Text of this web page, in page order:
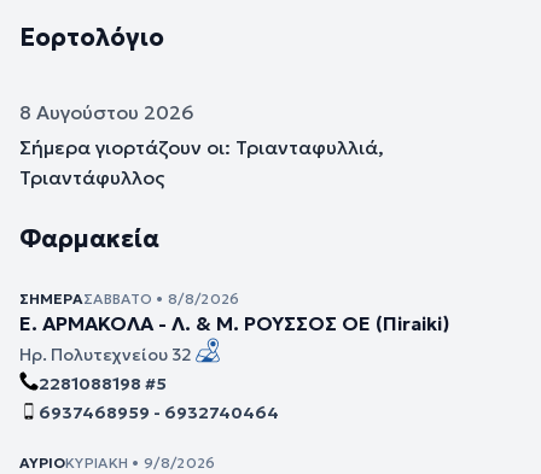
Εορτολόγιο
8 Αυγούστου 2026
Σήμερα γιορτάζουν οι: Τριανταφυλλιά,
Τριαντάφυλλος
Φαρμακεία
ΣΉΜΕΡΑΣΆΒΒΑΤΟ • 8/8/2026
Ε. ΑΡΜΑΚΟΛΑ - Λ. & Μ. ΡΟΥΣΣΟΣ ΟΕ (Πiraiki)
Ηρ. Πολυτεχνείου 32
2281088198 #5
6937468959 - 6932740464
ΑΎΡΙΟΚΥΡΙΑΚΉ • 9/8/2026